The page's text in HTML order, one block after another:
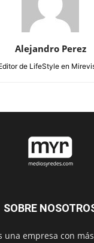
Alejandro Perez
de LifeStyle en
SOBRE
una empresa con